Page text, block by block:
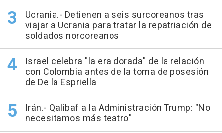
Ucrania.- Detienen a seis surcoreanos tras
viajar a Ucrania para tratar la repatriación de
soldados norcoreanos
Israel celebra "la era dorada" de la relación
con Colombia antes de la toma de posesión
de De la Espriella
Irán.- Qalibaf a la Administración Trump: "No
necesitamos más teatro"